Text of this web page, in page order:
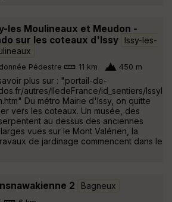
les Moulineaux et Meudon -
sur les coteaux d'Issy
Issy-les-
Pédestre 11 km 450 m
plus sur : "portail-de-
autres/IledeFrance/id_sentiers/Issyl
Du métro Mairie d'Issy, on quitte
vers les coteaux. Un musée, des
au dessus des anciennes
vues sur le Mont Valérien, la
de jardinage commencent dans le
2 Bagneux